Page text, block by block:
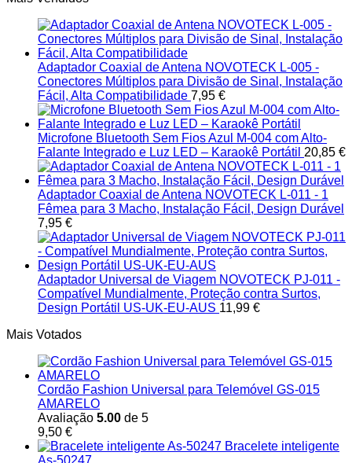
Adaptador Coaxial de Antena NOVOTECK L-005 -
Conectores Múltiplos para Divisão de Sinal, Instalação
Fácil, Alta Compatibilidade 7,95 €
Microfone Bluetooth Sem Fios Azul M-004 com Alto-
Falante Integrado e Luz LED – Karaokê Portátil 20,85 €
Adaptador Coaxial de Antena NOVOTECK L-011 - 1
Fêmea para 3 Macho, Instalação Fácil, Design Durável
7,95 €
Adaptador Universal de Viagem NOVOTECK PJ-011 -
Compatível Mundialmente, Proteção contra Surtos,
Design Portátil US-UK-EU-AUS 11,99 €
Mais Votados
Cordão Fashion Universal para Telemóvel GS-015
AMARELO
Avaliação 5.00 de 5
9,50 €
Bracelete inteligente